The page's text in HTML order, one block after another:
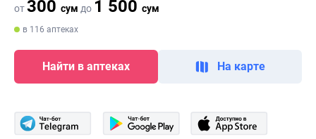
от300 сум до 1 500 сум
в 116 аптеках
Найти в аптеках На карте